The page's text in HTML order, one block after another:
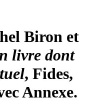
Biron et
livre dont
, Fides,
Annexe.